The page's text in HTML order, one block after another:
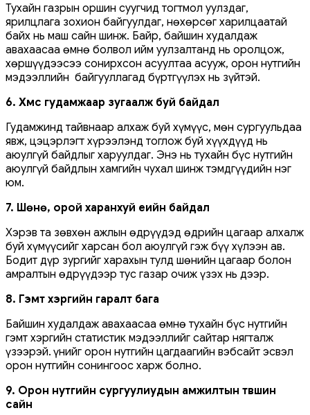
Тухайн газрын оршин суугчид тогтмол уулздаг,
ярилцлага зохион байгуулдаг, нөхөрсөг харилцаатай
байх нь маш сайн шинж. Байр, байшин худалдаж
авахаасаа өмнө болвол ийм уулзалтанд нь оролцож,
хөршүүдээсээ сонирхсон асуултаа асууж, орон нутгийн
мэдээллийн байгууллагад бүртгүүлэх нь зүйтэй.
6. Хүмүүс гудамжаар зугаалж буй байдал
Гудамжинд тайвнаар алхаж буй хүмүүс, мөн сургуульдаа
явж, цэцэрлэгт хүрээлэнд тоглож буй хүүхдүүд нь
аюулгүй байдлыг харуулдаг. Энэ нь тухайн бүс нутгийн
аюулгүй байдлын хамгийн чухал шинж тэмдгүүдийн нэг
юм.
7. Шөнө, орой харанхуй үеийн байдал
Хэрэв та зөвхөн ажлын өдрүүдэд өдрийн цагаар алхалж
буй хүмүүсийг харсан бол аюулгүй гэж бүү хүлээн ав.
Бодит дүр зургийг харахын тулд шөнийн цагаар болон
амралтын өдрүүдээр тус газар очиж үзэх нь дээр.
8. Гэмт хэргийн гаралт бага
Байшин худалдаж авахаасаа өмнө тухайн бүс нутгийн
гэмт хэргийн статистик мэдээллийг сайтар нягталж
үзээрэй. Үүнийг орон нутгийн цагдаагийн вэбсайт эсвэл
орон нутгийн сонингоос харж болно.
9. Орон нутгийн сургуулиудын амжилтын түвшин
сайн